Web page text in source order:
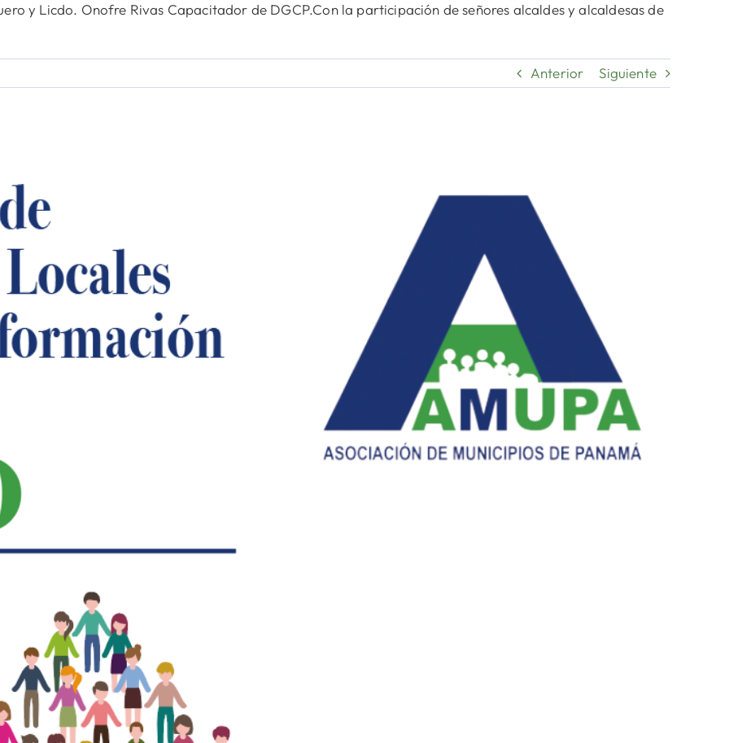
y Licdo. Onofre Rivas Capacitador de DGCP.Con la participación de señores alcaldes y alcaldesas de
Anterior Siguiente